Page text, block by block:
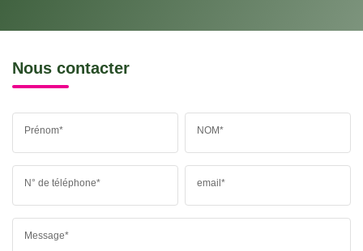
Nous contacter
Prénom* NOM*
N° de téléphone* email*
Message*